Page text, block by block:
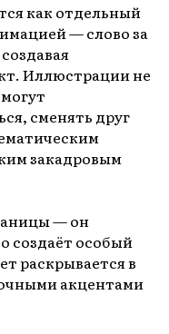
как отдельный
— слово за
Иллюстрации не
сменять друг
закадровым
— он
создаёт особый
раскрывается в
акцентами